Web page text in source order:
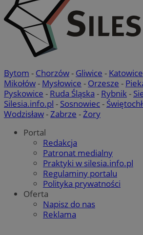
Bytom - Chorzów- Gliwice - Katowice
Mikołów- Mysłowice - Orzesze -
Pyskowice - Ruda Śląska - Rybnik -
Silesia.info.pl - Sosnowiec-
Wodzisław- Zabrze - Żory
Portal
Redakcja
Patronat medialny
Praktyki w silesia.info.pl
Regulaminy portalu
Polityka prywatności
Oferta
Napisz do nas
Reklama